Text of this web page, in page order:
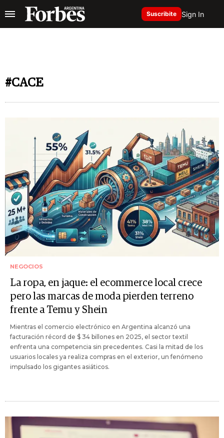
Suscribite Sign In
#CACE
NEGOCIOS
La ropa, en jaque: el ecommerce local crece
pero las marcas de moda pierden terreno
frente a Temu y Shein
Mientras el comercio electrónico en Argentina alcanzó una
facturación récord de $ 34 billones en 2025, el sector textil
enfrenta una competencia sin precedentes. Casi la mitad de los
usuarios locales ya realiza compras en el exterior, un fenómeno
impulsado los gigantes asiáticos.